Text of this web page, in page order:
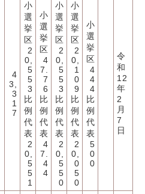
4
3,
3
1
7
小
選
挙
区
2
0,
5
5
3
比
例
代
表
2
0,
5
5
1
小
選
挙
区
4
7.
7
6
比
例
代
表
4
7.
4
4
小
選
挙
区
2
0,
5
5
3
比
例
代
表
2
0,
5
5
0
小
選
挙
区
2
0,
1
0
9
比
例
代
表
2
0,
0
5
0
小
選
挙
区
4
4
4
比
例
代
表
5
0
0
令
和
12
年
2
月
7
日